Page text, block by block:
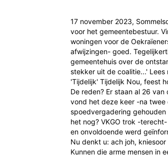
17 november 2023,
voor het gemeentebestuur.
woningen voor de
afwijzingen- goed.
gemeentehuis over de
stekker uit de coalitie...' Lees
'Tijdelijk' Tijdelijk Nou, feest
De reden? Er staan al 26 van
vond het deze keer -na
spoedvergadering
het nog? VKGO trok -
en onvoldoende werd
Nu denkt u: ach joh,
Kunnen die arme mensen in